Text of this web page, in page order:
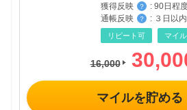
獲得反映
？ : 90日程
通帳反映
？ : ３日以内
リピート可 マイ
16,000
マイルを貯める